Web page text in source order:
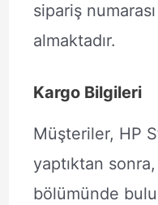
sipariş
almaktadır.
Kargo Bilgileri
Müşteriler, HP
yaptıktan
bölümünde